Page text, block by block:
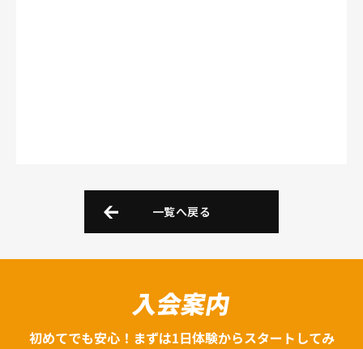
一覧へ戻る
入会案内
初めてでも安心！まずは1日体験からスタートしてみ